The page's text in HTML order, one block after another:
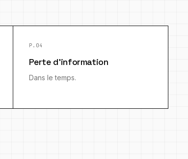
P.04
Perte d'information
Dans le temps.